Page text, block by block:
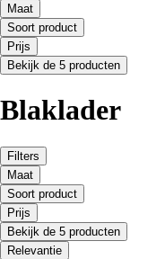
Maat
Soort product
Prijs
Bekijk de 5 producten
Blaklader
Filters
Maat
Soort product
Prijs
Bekijk de 5 producten
Relevantie